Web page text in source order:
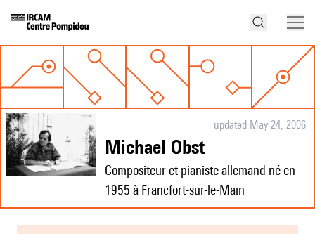
updated May 24, 2006
Michael Obst
Compositeur et pianiste allemand né en
1955 à Francfort-sur-le-Main